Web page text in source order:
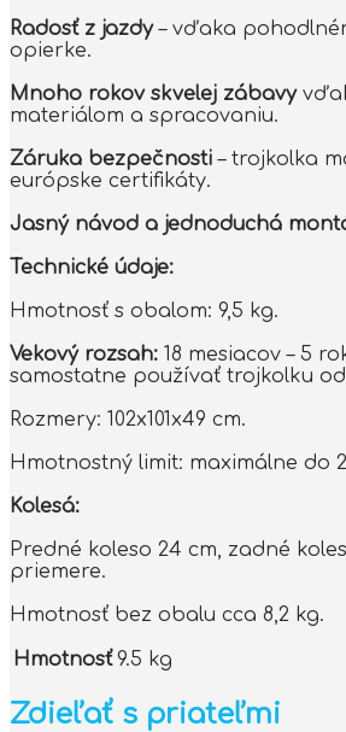
Radosť z jazdy– vďaka
opierke.
Mnoho rokov skvelej zábavy
materiálom a spracovaniu.
Záruka bezpečnosti – trojkolka
európske certifikáty.
Jasný návod a jednoduchá
Technické údaje:
Hmotnosť s obalom: 9,5 kg.
Vekový rozsah: 18 mesiacov – 5
samostatne používať trojkolku
Rozmery: 102x101x49 cm.
Hmotnostný limit: maximálne do
Kolesá:
Predné koleso 24 cm, zadné
priemere.
Hmotnosť bez obalu cca 8,2 kg.
Hmotnosť 9.5 kg
Zdieľať s priateľmi